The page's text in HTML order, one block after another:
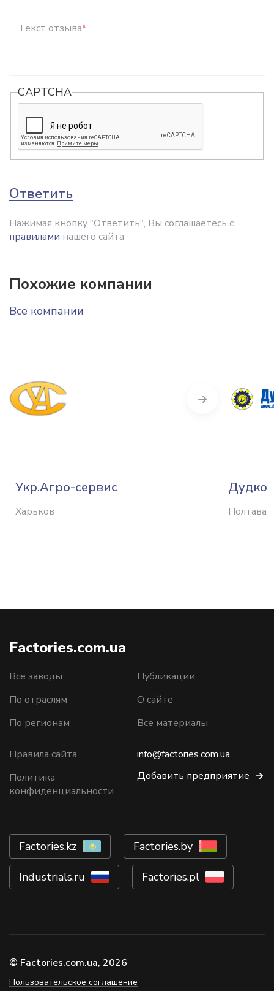
Текст отзыва*
CAPTCHA
Ответить
Нажимая кнопку "Ответить", Вы соглашаетесь с
правилами нашего сайта
Похожие компании
Все компании
Укр.Агро-сервис
Харьков
Дудко
Полтава
Next
Factories.com.ua
Все заводы
По отраслям
По регионам
Публикации
О сайте
Все материалы
Правила сайта
Политика
конфиденциальности
info@factories.com.ua
Добавить предприятие
Factories.kz Factories.by
Industrials.ru Factories.pl
© Factories.com.ua, 2026
Пользовательское соглашение